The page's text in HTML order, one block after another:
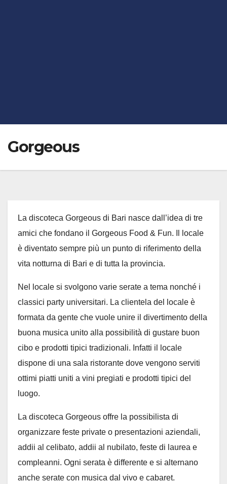
Gorgeous
La discoteca Gorgeous di Bari nasce dall’idea di tre
amici che fondano il Gorgeous Food & Fun. Il locale
è diventato sempre più un punto di riferimento della
vita notturna di Bari e di tutta la provincia.
Nel locale si svolgono varie serate a tema nonché i
classici party universitari. La clientela del locale è
formata da gente che vuole unire il divertimento della
buona musica unito alla possibilità di gustare buon
cibo e prodotti tipici tradizionali. Infatti il locale
dispone di una sala ristorante dove vengono serviti
ottimi piatti uniti a vini pregiati e prodotti tipici del
luogo.
La discoteca Gorgeous offre la possibilista di
organizzare feste private o presentazioni aziendali,
addii al celibato, addii al nubilato, feste di laurea e
compleanni. Ogni serata è differente e si alternano
anche serate con musica dal vivo e cabaret.